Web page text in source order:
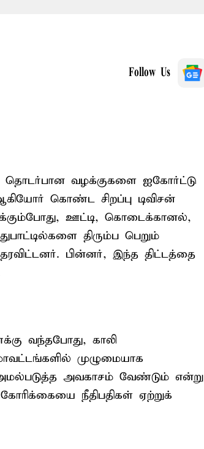
Follow Us
வழக்குகளை ஐகோர்ட்டு
கொண்ட சிறப்பு டிவிசன்
ஊட்டி, கொடைக்கானல்,
திரும்ப பெறும்
பின்னர், இந்த திட்டத்தை
வந்தபோது, காலி
முழுமையாக
அமல்படுத்த அவகாசம் வேண்டும் என்று
நீதிபதிகள் ஏற்றுக்